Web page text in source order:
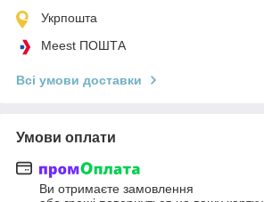
Укрпошта
Meest ПОШТА
Всі умови доставки
Умови оплати
Ви отримаєте замовлення